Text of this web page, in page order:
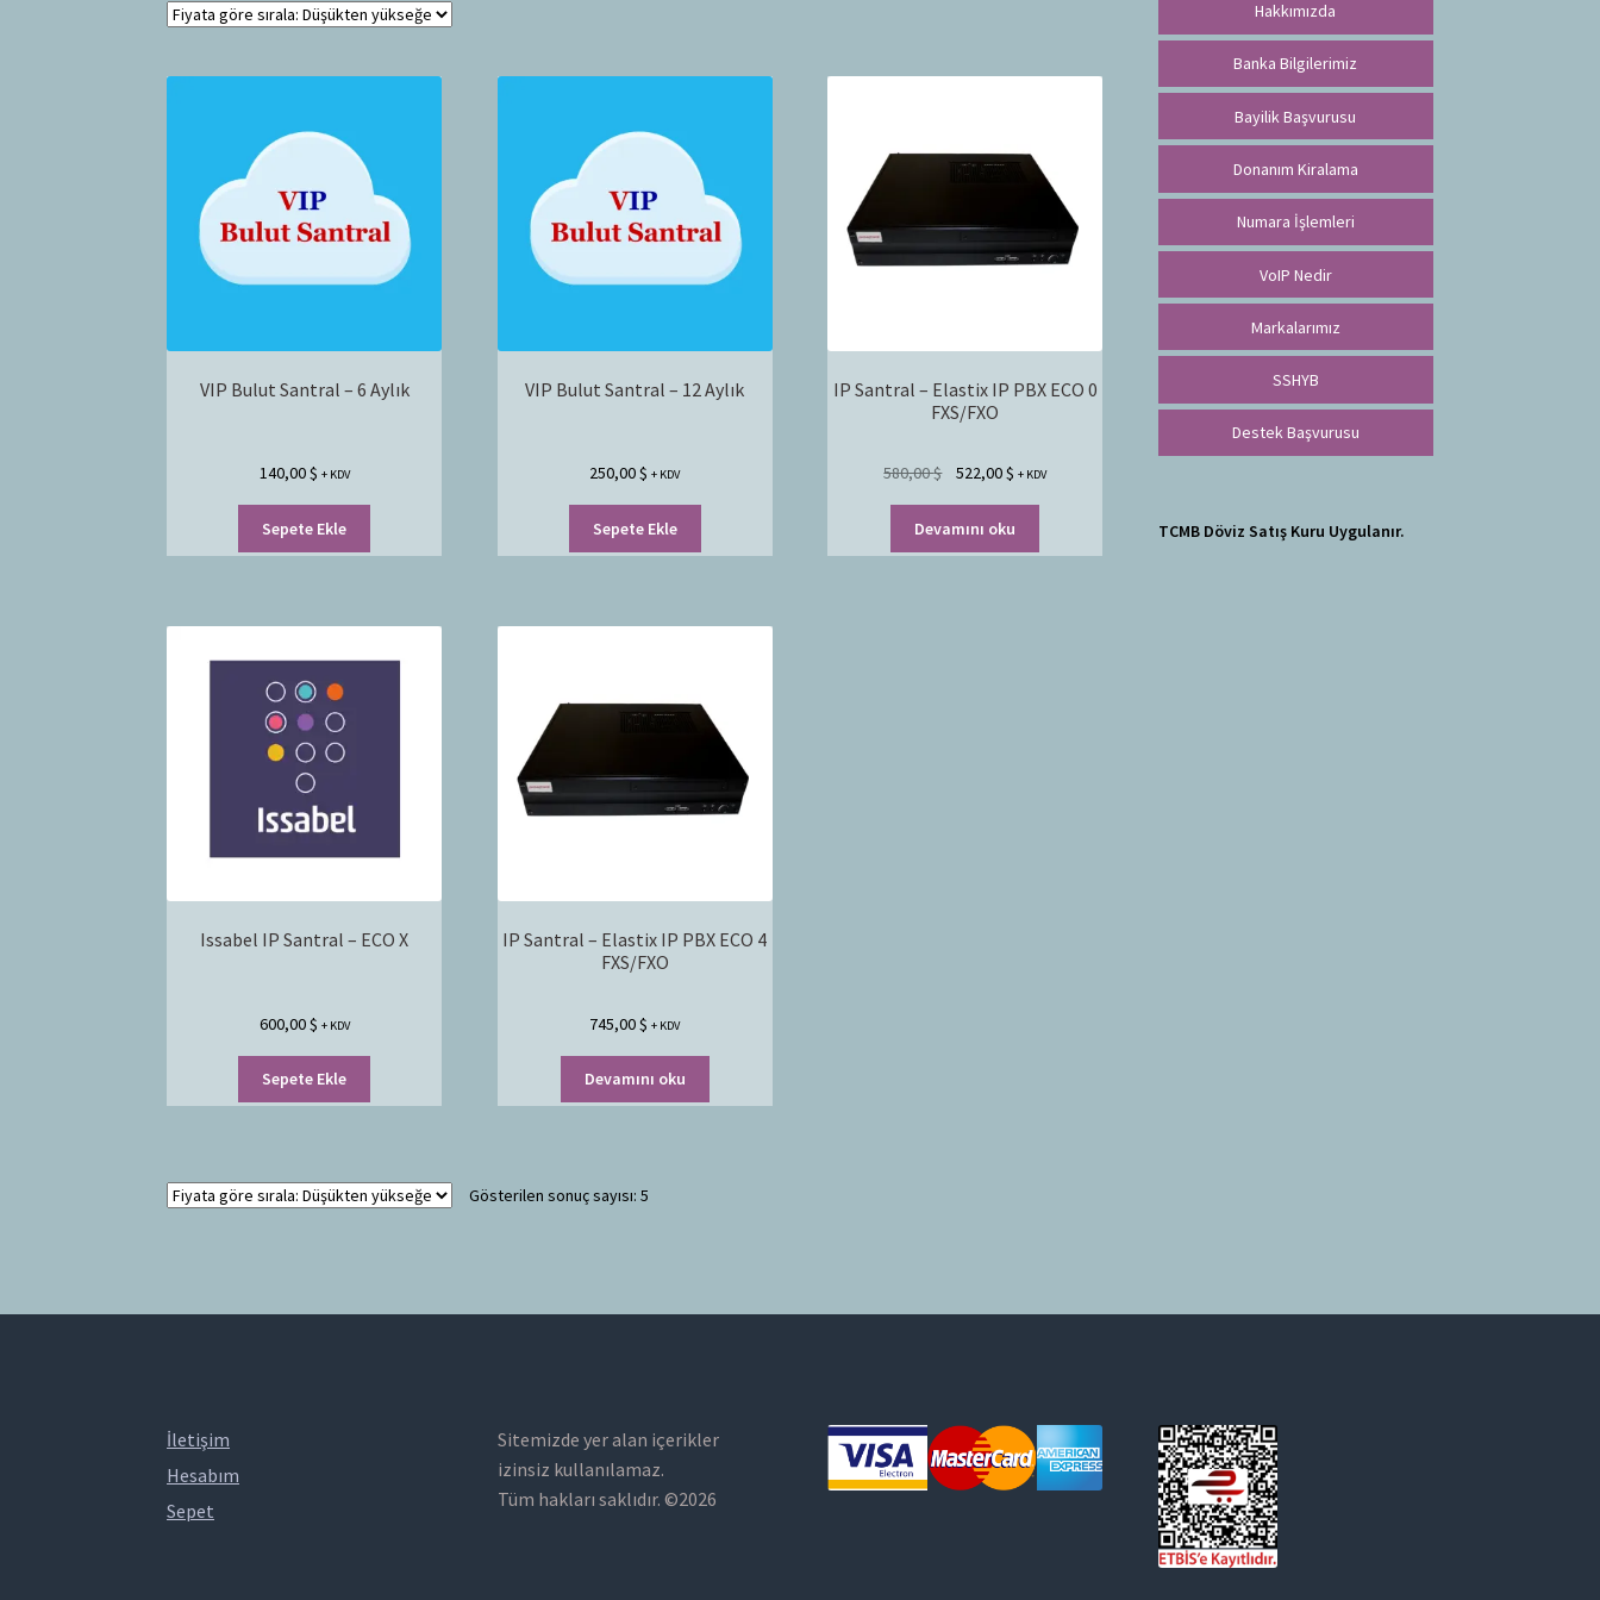
VIP Bulut Santral – 6 Aylık
140,00$ + KDV
Sepete Ekle
VIP Bulut Santral – 12 Aylık
250,00$ + KDV
Sepete Ekle
IP Santral – Elastix IP PBX ECO 0
FXS/FXO
580,00$ 522,00$ + KDV
Devamını oku
Issabel IP Santral – ECO X
600,00$ + KDV
Sepete Ekle
IP Santral – Elastix IP PBX ECO 4
FXS/FXO
745,00$ + KDV
Devamını oku
Gösterilen sonuç sayısı: 5
Hakkımızda
Banka Bilgilerimiz
Bayilik Başvurusu
Donanım Kiralama
Numara İşlemleri
VoIP Nedir
Markalarımız
SSHYB
Destek Başvurusu
TCMB Döviz Satış Kuru Uygulanır.
İletişim
Hesabım
Sepet
Sitemizde yer alan içerikler
izinsiz kullanılamaz.
Tüm hakları saklıdır. ©2026